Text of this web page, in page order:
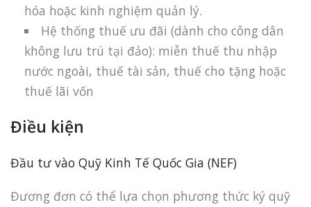
hóa hoặc kinh nghiệm quản lý.
Hệ thống thuế ưu đãi (dành cho công dân
không lưu trú tại đảo): miễn thuế thu nhập
nước ngoài, thuế tài sản, thuế cho tặng hoặc
thuế lãi vốn
Điều kiện
Đầu tư vào Quỹ Kinh Tế Quốc Gia (NEF)
Đương đơn có thể lựa chọn phương thức ký quỹ